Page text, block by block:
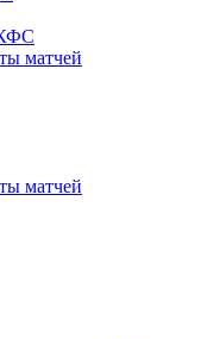
матчей
матчей